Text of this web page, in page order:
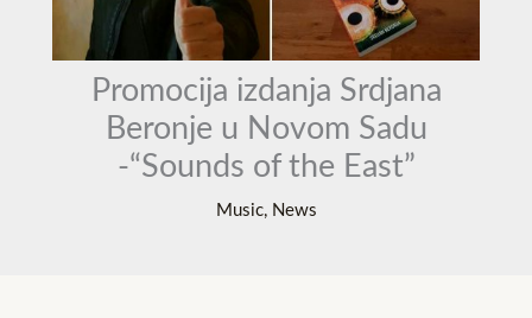
Promocija izdanja Srdjana
Beronje u Novom Sadu
-“Sounds of the East”
Music, News